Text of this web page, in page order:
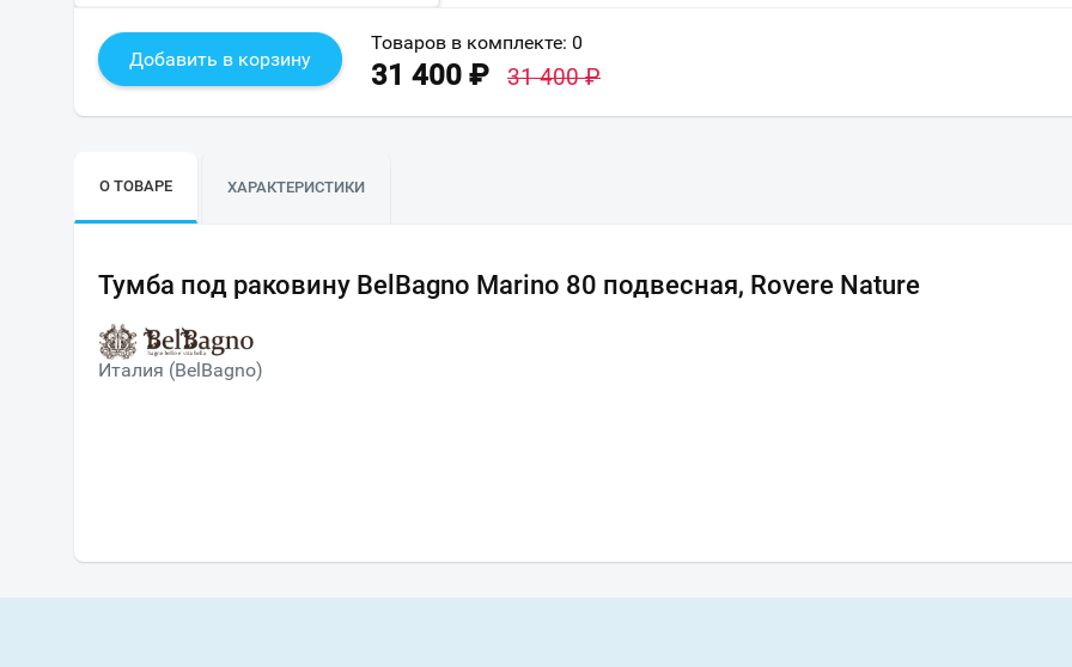
Добавить в корзину
Товаров в комплекте: 0
31 400 ₽ 31 400₽
О ТОВАРЕ ХАРАКТЕРИСТИКИ
Тумба под раковину BelBagno Marino 80 подвесная, Rovere Nature
Италия (BelBagno)